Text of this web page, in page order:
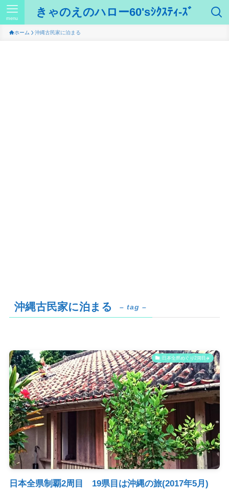
きゃのえのハロー60'sｼｸｽﾃｨ-ｽﾞ
menu
ホーム 沖縄古民家に泊まる
沖縄古民家に泊まる – tag –
日本全県めぐり2周目✈️
日本全県制覇2周目 19県目は沖縄の旅(2017年5月)